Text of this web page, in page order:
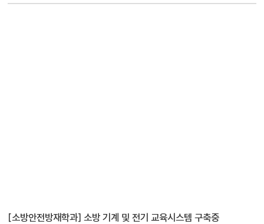
[소방안전방재학과] 소방 기계 및 전기 교육시스템 구축중